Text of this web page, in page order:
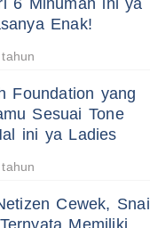
6 Minuman ini ya
Enak!
Foundation yang
Sesuai Tone
ini ya Ladies
Cewek, Snail
Memiliki